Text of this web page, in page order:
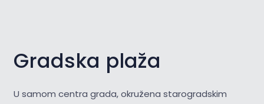
Gradska plaža
U samom centra grada, okružena starogradskim